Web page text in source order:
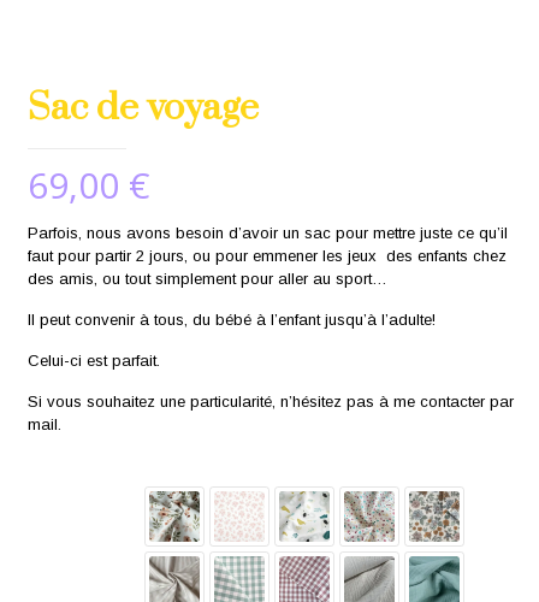
Sac de voyage
69,00 €
Parfois, nous avons besoin d’avoir un sac pour mettre juste ce qu’il
faut pour partir 2 jours, ou pour emmener les jeux des enfants chez
des amis, ou tout simplement pour aller au sport…
Il peut convenir à tous, du bébé à l’enfant jusqu’à l’adulte!
Celui-ci est parfait.
Si vous souhaitez une particularité, n’hésitez pas à me contacter par
mail.